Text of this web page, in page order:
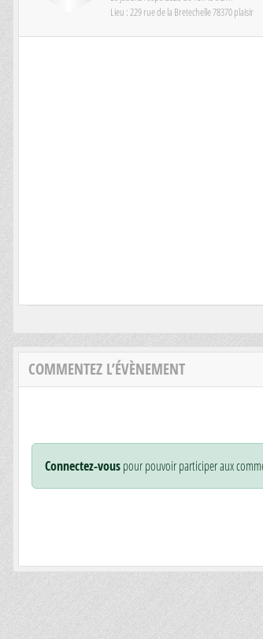
Lieu :229 rue de la Bretechelle78370plaisir
COMMENTEZ L’ÉVÈNEMENT
Connectez-vouspour pouvoir participer aux